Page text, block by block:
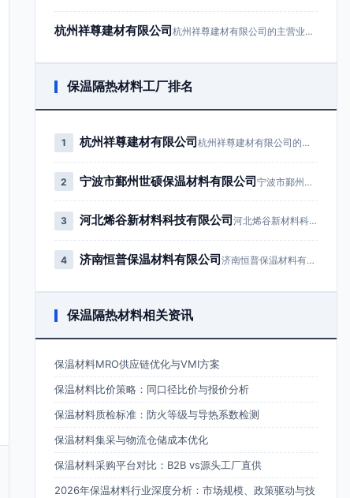
杭州祥尊建材有限公司 杭州祥尊建材有限公司的主营业务为建筑…
保温隔热材料工厂排名
1 杭州祥尊建材有限公司 杭州祥尊建材有限公司的主营业务为…
2 宁波市鄞州世硕保温材料有限公司 宁波市鄞州世硕保温材料有限公司成…
3 河北烯谷新材料科技有限公司 河北烯谷新材料科技有限公司成立于…
4 济南恒普保温材料有限公司 济南恒普保温材料有限公司成立于2…
保温隔热材料相关资讯
保温材料MRO供应链优化与VMI方案
保温材料比价策略：同口径比价与报价分析
保温材料质检标准：防火等级与导热系数检测
保温材料集采与物流仓储成本优化
保温材料采购平台对比：B2B vs源头工厂直供
2026年保温材料行业深度分析：市场规模、政策驱动与技